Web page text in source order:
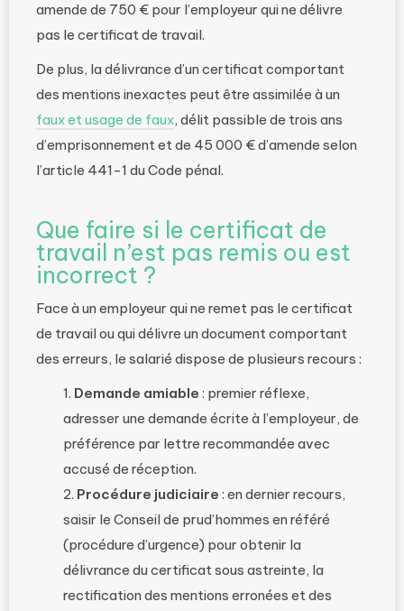
amende de 750 € pour l’employeur qui ne délivre
pas le certificat de travail.
De plus, la délivrance d’un certificat comportant
des mentions inexactes peut être assimilée à un
faux et usage de faux, délit passible de trois ans
d’emprisonnement et de 45 000 € d’amende selon
l’article 441-1 du Code pénal.
Que faire si le certificat de
travail n’est pas remis ou est
incorrect ?
Face à un employeur qui ne remet pas le certificat
de travail ou qui délivre un document comportant
des erreurs, le salarié dispose de plusieurs recours :
Demande amiable : premier réflexe,
adresser une demande écrite à l’employeur, de
préférence par lettre recommandée avec
accusé de réception.
Procédure judiciaire : en dernier recours,
saisir le Conseil de prud’hommes en référé
(procédure d’urgence) pour obtenir la
délivrance du certificat sous astreinte, la
rectification des mentions erronées et des